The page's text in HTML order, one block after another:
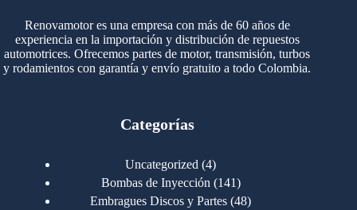
Renovamotor es una empresa con más de 60 años de
experiencia en la importación y distribución de repuestos
automotrices. Ofrecemos partes de motor, transmisión, turbos
y rodamientos con garantía y envío gratuito a todo Colombia.
Categorías
Uncategorized 44
productos
Bombas de Inyección 141141
productos
Embragues Discos y Partes 4848